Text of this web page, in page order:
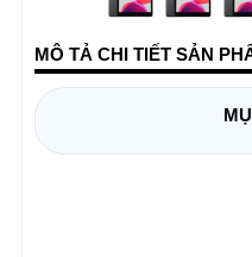
MÔ TẢ CHI TIẾT SẢN